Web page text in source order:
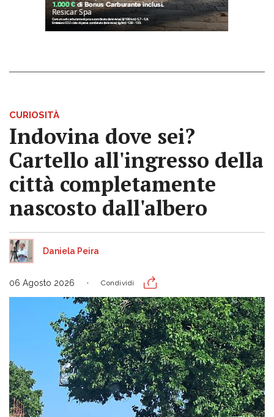
CURIOSITÀ
Indovina dove sei?
Cartello all'ingresso della
città completamente
nascosto dall'albero
Daniela Peira
06 Agosto 2026 Condividi